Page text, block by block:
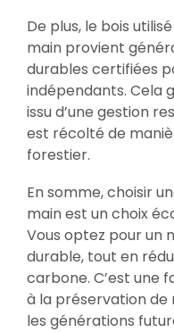
De plus, le bois
main provient
durables certifiées
indépendants. Cela
issu d’une gestion
est récolté de
forestier.
En somme, choisir
main est un choix
Vous optez pour un
durable, tout en
carbone. C’est une
à la préservation
les générations